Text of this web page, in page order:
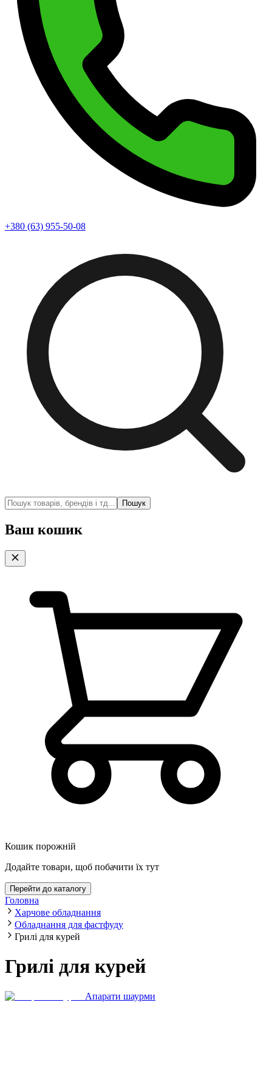
+380 (63) 955-50-08
Пошук
Ваш кошик
Кошик порожній
Додайте товари, щоб побачити їх тут
Перейти до каталогу
Головна
Харчове обладнання
Обладнання для фастфуду
Грилі для курей
Грилі для курей
Апарати шаурми